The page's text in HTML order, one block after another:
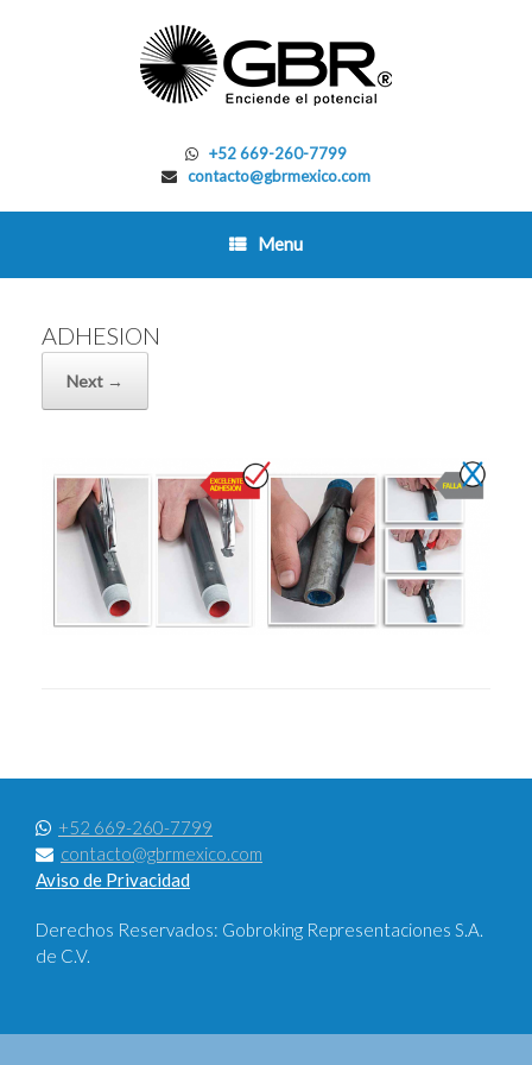
+52 669-260-7799
contacto@gbrmexico.com
Menu
ADHESION
Next →
+52 669-260-7799
contacto@gbrmexico.com
Aviso de Privacidad
Derechos Reservados: Gobroking Representaciones S.A.
de C.V.